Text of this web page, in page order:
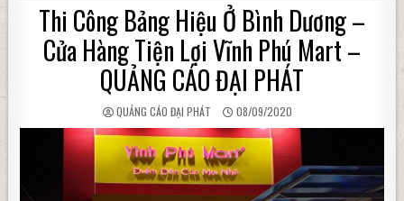
Thi Công Bảng Hiệu Ở Bình Dương –
Cửa Hàng Tiện Lợi Vĩnh Phú Mart –
QUẢNG CÁO ĐẠI PHÁT
AUTHOR:
QUẢNG CÁO ĐẠI PHÁT PUBLISHED DATE:
08/09/2020